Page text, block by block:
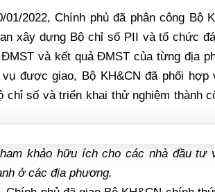
2022, Chính phủ đã phân công Bộ
xây dựng Bộ chỉ số PII và tổ chức
và kết quả ĐMST của từng địa
được giao, Bộ KH&CN đã phối hợp
số và triển khai thử nghiệm thành
khảo hữu ích cho các nhà đầu tư
ở các địa phương.